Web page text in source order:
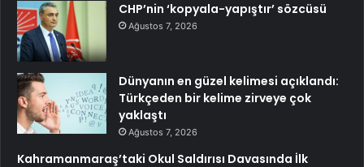
CHP’nin ‘kopyala-yapıştır’ sözcüsü
Ağustos 7, 2026
Dünyanın en güzel kelimesi açıklandı:
Türkçeden bir kelime zirveye çok
yaklaştı
Ağustos 7, 2026
Kahramanmaraş’taki Okul Saldırısı Davasında İlk